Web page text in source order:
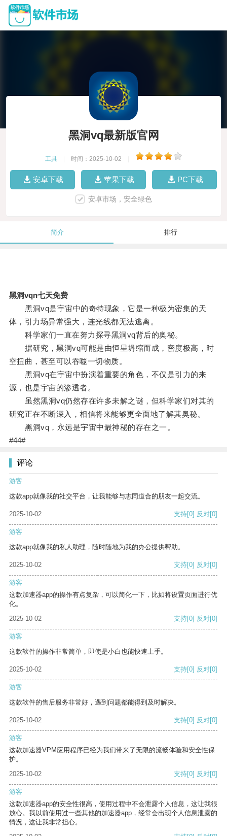
黑洞vq最新版官网
工具 时间：2025-10-02
安卓下载 苹果下载 PC下载
安卓市场，安全绿色
简介 排行
黑洞vqn七天免费
黑洞vq是宇宙中的奇特现象，它是一种极为密集的天
体，引力场异常强大，连光线都无法逃离。
科学家们一直在努力探寻黑洞vq背后的奥秘。
据研究，黑洞vq可能是由恒星坍缩而成，密度极高，时
空扭曲，甚至可以吞噬一切物质。
黑洞vq在宇宙中扮演着重要的角色，不仅是引力的来
源，也是宇宙的渗透者。
虽然黑洞vq仍然存在许多未解之谜，但科学家们对其的
研究正在不断深入，相信将来能够更全面地了解其奥秘。
黑洞vq，永远是宇宙中最神秘的存在之一。
#44#
评论
游客
这款app就像我的社交平台，让我能够与志同道合的朋友一起交流。
2025-10-02 支持[0] 反对[0]
游客
这款app就像我的私人助理，随时随地为我的办公提供帮助。
2025-10-02 支持[0] 反对[0]
游客
这款加速器app的操作有点复杂，可以简化一下，比如将设置页面进行优
化。
2025-10-02
支持[0] 反对[0]
游客
这款软件的操作非常简单，即使是小白也能快速上手。
2025-10-02 支持[0] 反对[0]
游客
这款软件的售后服务非常好，遇到问题都能得到及时解决。
2025-10-02 支持[0] 反对[0]
游客
这款加速器VPM应用程序已经为我们带来了无限的流畅体验和安全性保
护。
2025-10-02
支持[0] 反对[0]
游客
这款加速器app的安全性很高，使用过程中不会泄露个人信息，这让我很
放心。我以前使用过一些其他的加速器app，经常会出现个人信息泄露的
情况，这让我非常担心。